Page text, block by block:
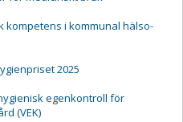
kompetens i kommunal hälso-
2025
egenkontroll för
(VEK)